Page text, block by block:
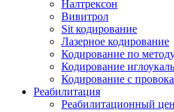
Налтрексон
Вивитрол
Sit кодирование
Лазерное кодирование
Кодирование по
Кодирование
Кодирование с
Реабилитация
Реабилитационный